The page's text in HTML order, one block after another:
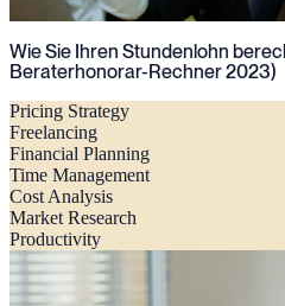
Wie Sie Ihren Stundenlohn
Beraterhonorar-Rechner 2023)
Pricing Strategy
Freelancing
Financial Planning
Time Management
Cost Analysis
Market Research
Productivity